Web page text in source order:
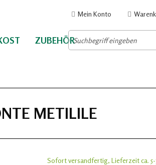
Mein Konto
ZUBEHÖR
METILILE
Sofort versandfertig, Lieferzeit ca.